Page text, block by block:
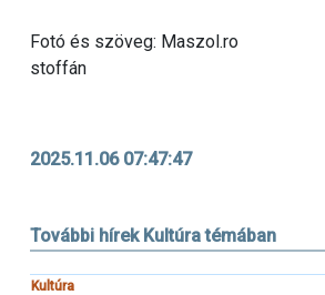
Fotó és szöveg: Maszol.ro
stoffán
2025.11.06 07:47:47
További hírek Kultúra témában
Kultúra